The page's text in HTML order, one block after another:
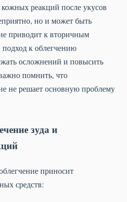
реакций после укусов
но и может быть
приводит к вторичным
к облегчению
осложнений и повысить
помнить, что
не решает основную проблему
зуда и
приносит
средств: